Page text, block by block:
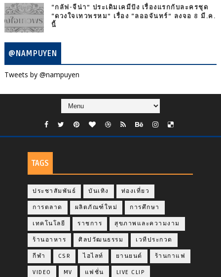
“กลัฟ-จีน่า” ประเดิมเคมีปัง เรื่องแรกกับละครชุด
“ดวงใจเทวพรหม” เรื่อง “ลออจันทร์” ลงจอ 8 มี.ค.
นี้
@NAMPUYEN
Tweets by @nampuyen
TAGS
ประชาสัมพันธ์ บันเทิง ท่องเที่ยว
การตลาด ผลิตภัณฑ์ใหม่ การศึกษา
เทคโนโลยี ราชการ สุขภาพและความงาม
ร้านอาหาร ศิลปวัฒนธรรม เวทีประกวด
กีฬา CSR ไฮไลท์ ยานยนต์ ร้านกาแฟ
VIDEO MV แฟชั่น LIVE CLIP